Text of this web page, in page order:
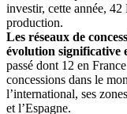
investir, cette année, 42
production.
Les réseaux de
évolution significative
passé dont 12 en
concessions dans le
l’international, ses
et l’Espagne.